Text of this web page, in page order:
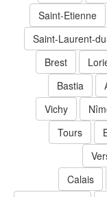
Saint-Etienne
Saint-
Brest
Bastia
Vichy
Tours
Calais